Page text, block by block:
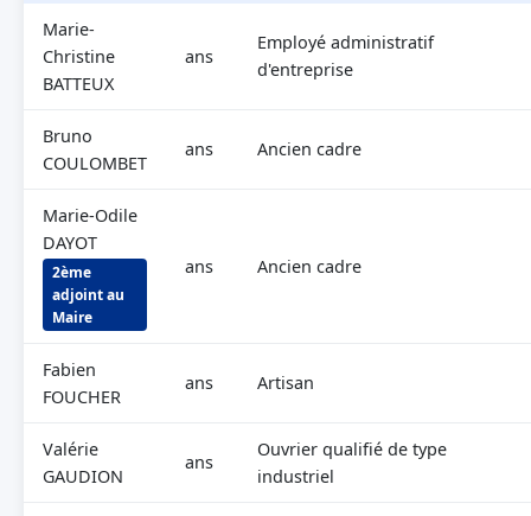
Marie-
Christine
BATTEUX
ans
Employé administratif
d'entreprise
Bruno
COULOMBET
ans Ancien cadre
Marie-Odile
DAYOT
2ème
adjoint au
Maire
ans Ancien cadre
Fabien
FOUCHER
ans Artisan
Valérie
GAUDION
ans
Ouvrier qualifié de type
industriel